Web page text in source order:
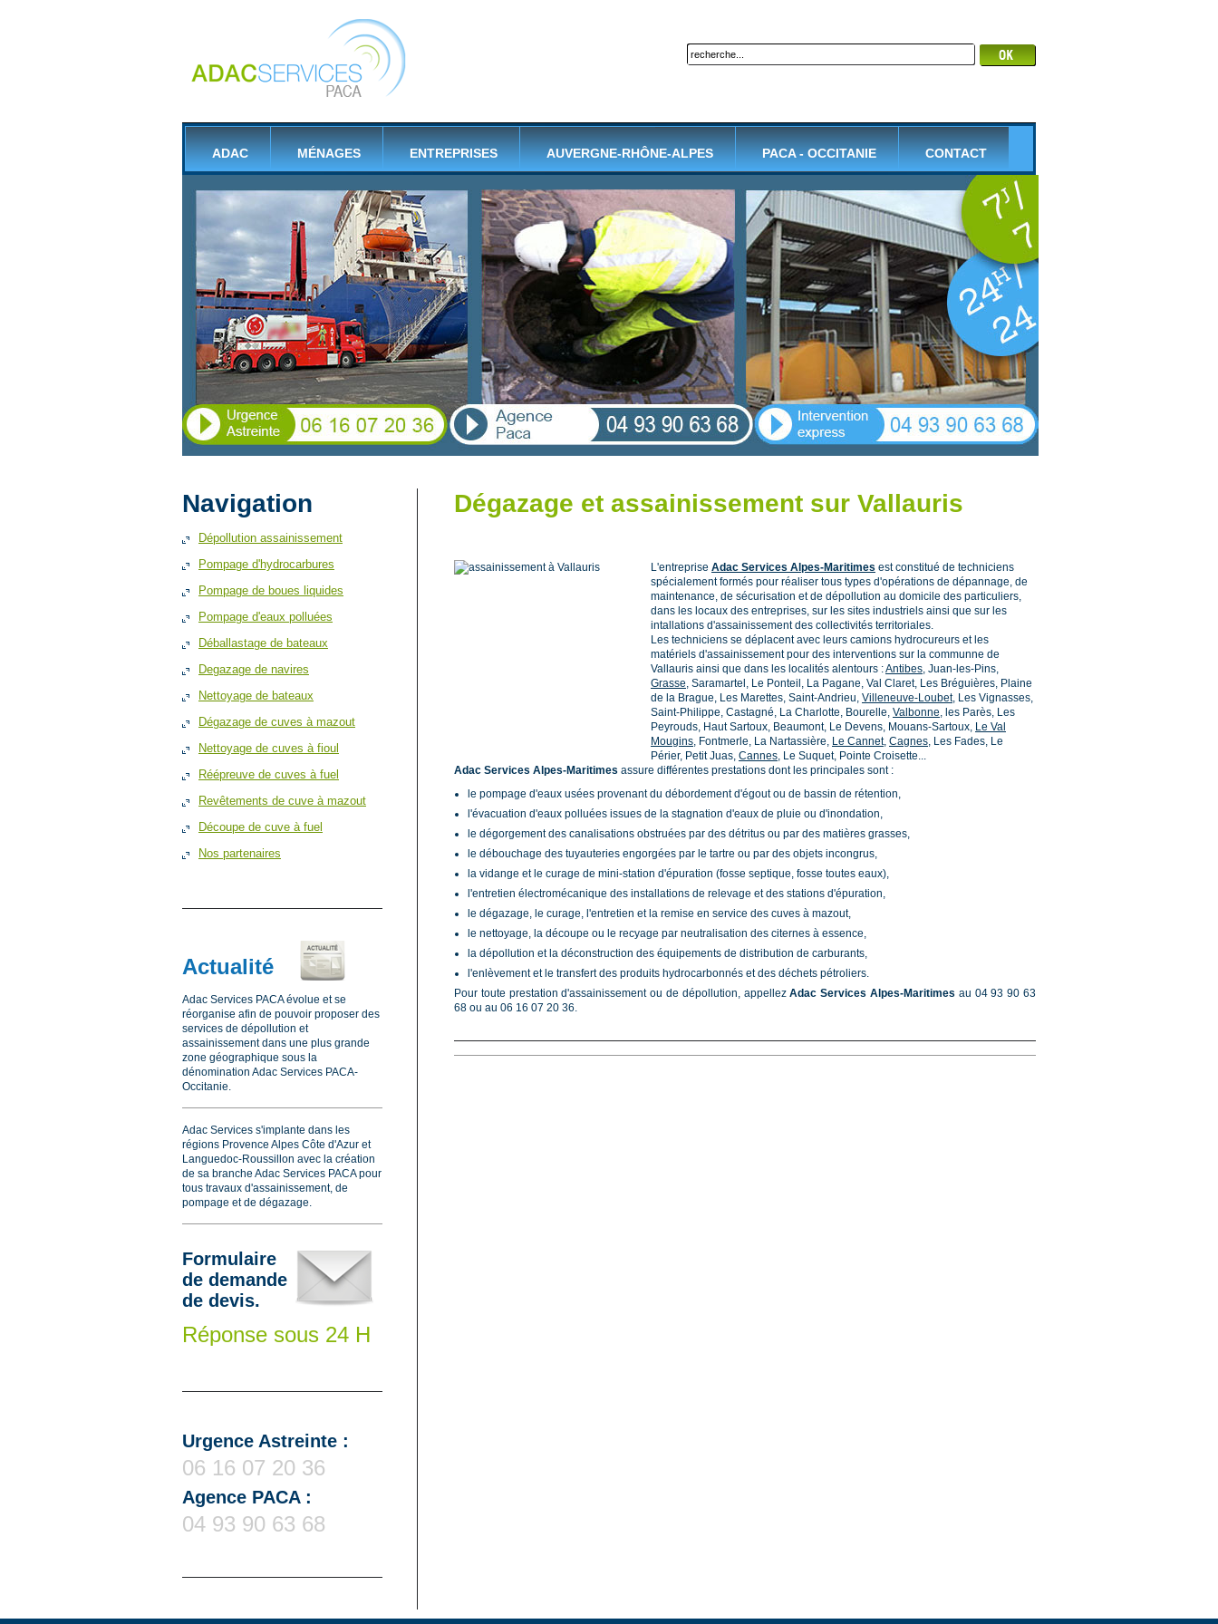
ADAC MÉNAGES ENTREPRISES AUVERGNE-RHÔNE-ALPES PACA - OCCITANIE CONTACT
Navigation
Dépollution assainissement
Pompage d'hydrocarbures
Pompage de boues liquides
Pompage d'eaux polluées
Déballastage de bateaux
Degazage de navires
Nettoyage de bateaux
Dégazage de cuves à mazout
Nettoyage de cuves à fioul
Réépreuve de cuves à fuel
Revêtements de cuve à mazout
Découpe de cuve à fuel
Nos partenaires
Actualité
Adac Services PACA évolue et se
réorganise afin de pouvoir proposer des
services de dépollution et
assainissement dans une plus grande
zone géographique sous la
dénomination Adac Services PACA-
Occitanie.
Adac Services s'implante dans les
régions Provence Alpes Côte d'Azur et
Languedoc-Roussillon avec la création
de sa branche Adac Services PACA pour
tous travaux d'assainissement, de
pompage et de dégazage.
Formulaire
de demande
de devis.
Réponse sous 24 H
Urgence Astreinte :
06 16 07 20 36
Agence PACA :
04 93 90 63 68
Dégazage et assainissement sur Vallauris
L'entreprise Adac Services Alpes-Maritimes est constitué de techniciens
spécialement formés pour réaliser tous types d'opérations de dépannage, de
maintenance, de sécurisation et de dépollution au domicile des particuliers,
dans les locaux des entreprises, sur les sites industriels ainsi que sur les
intallations d'assainissement des collectivités territoriales.
Les techniciens se déplacent avec leurs camions hydrocureurs et les
matériels d'assainissement pour des interventions sur la communne de
Vallauris ainsi que dans les localités alentours :Antibes, Juan-les-Pins,
Grasse, Saramartel, Le Ponteil, La Pagane, Val Claret, Les Bréguières, Plaine
de la Brague, Les Marettes, Saint-Andrieu, Villeneuve-Loubet, Les Vignasses,
Saint-Philippe, Castagné, La Charlotte, Bourelle, Valbonne, les Parès, Les
Peyrouds, Haut Sartoux, Beaumont, Le Devens, Mouans-Sartoux, Le Val
Mougins, Fontmerle, La Nartassière, Le Cannet, Cagnes, Les Fades, Le
Périer, Petit Juas, Cannes, Le Suquet, Pointe Croisette...
Adac Services Alpes-Maritimes assure différentes prestations dont les principales sont :
le pompage d'eaux usées provenant du débordement d'égout ou de bassin de rétention,
l'évacuation d'eaux polluées issues de la stagnation d'eaux de pluie ou d'inondation,
le dégorgement des canalisations obstruées par des détritus ou par des matières grasses,
le débouchage des tuyauteries engorgées par le tartre ou par des objets incongrus,
la vidange et le curage de mini-station d'épuration (fosse septique, fosse toutes eaux),
l'entretien électromécanique des installations de relevage et des stations d'épuration,
le dégazage, le curage, l'entretien et la remise en service des cuves à mazout,
le nettoyage, la découpe ou le recyage par neutralisation des citernes à essence,
la dépollution et la déconstruction des équipements de distribution de carburants,
l'enlèvement et le transfert des produits hydrocarbonnés et des déchets pétroliers.
Pour toute prestation d'assainissement ou de dépollution, appellezAdac Services Alpes-Maritimes au 04 93 90 63
68 ou au 06 16 07 20 36.